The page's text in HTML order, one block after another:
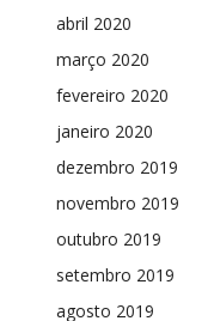
abril 2020
março 2020
fevereiro 2020
janeiro 2020
dezembro 2019
novembro 2019
outubro 2019
setembro 2019
agosto 2019